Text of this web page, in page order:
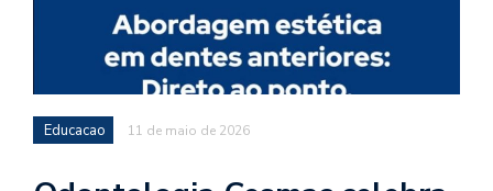
Educacao 11 de maio de 2026